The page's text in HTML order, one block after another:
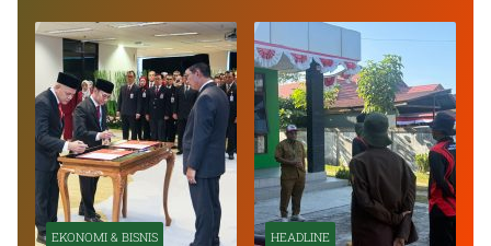
EKONOMI & BISNIS HEADLINE